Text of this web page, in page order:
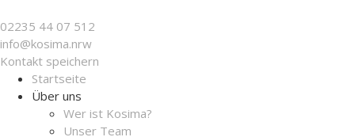
02235 44 07 512
info@ko­sima.nrw
Kontakt speichern
Startseite
Über uns
Wer ist Kosima?
Unser Team